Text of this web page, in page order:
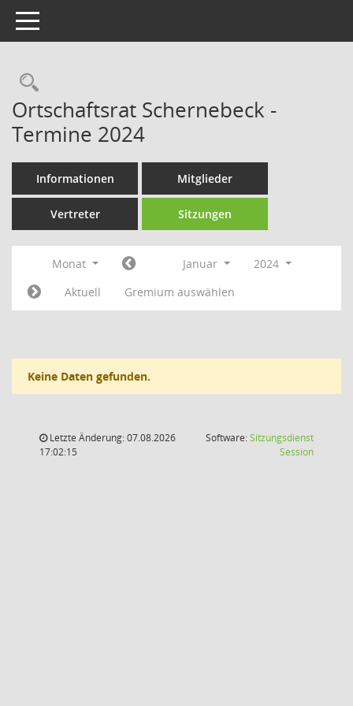
Toggle navigation
Rechercheauswahl
Ortschaftsrat Schernebeck -
Termine 2024
Informationen Mitglieder
Vertreter Sitzungen
Monat Januar
2024
Aktuell
Gremium auswählen
Keine Daten gefunden.
Letzte Änderung: 07.08.2026
17:02:15
Software:Sitzungsdienst
Session(Wird in